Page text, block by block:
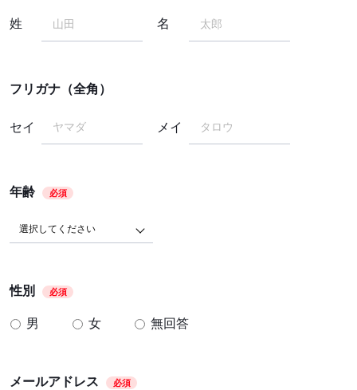
姓 名
フリガナ（全角）
セイ メイ
年齢 必須
選択してください
性別 必須
男 女 無回答
メールアドレス 必須